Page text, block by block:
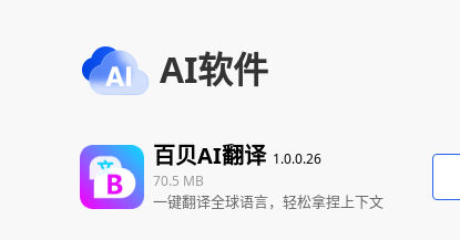
AI软件
百贝AI翻译1.0.0.26
70.5 MB
一键翻译全球语言，轻松拿捏上下文